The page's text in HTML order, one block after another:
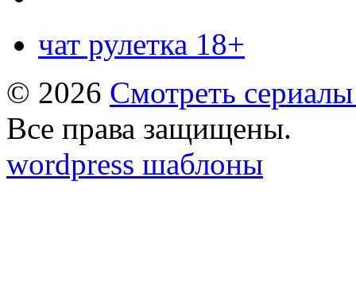
чат рулетка 18+
© 2026 Смотреть
Все права защищены.
wordpress шаблоны